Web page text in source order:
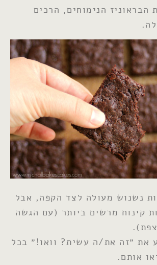
הבראוניז הנימוחים, הרכים
נשנוש מעולה לצד הקפה, אבל
קינוח מרשים ביותר (עם הגשה
את ״זה את/ה עשית? וואו!״ בכל
אותם.